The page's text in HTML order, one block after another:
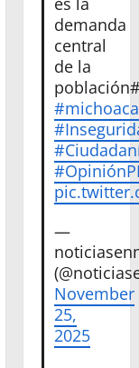
demanda
central
de la
—
November
25,
2025